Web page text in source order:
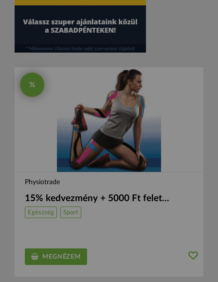
%
Physiotrade
15% kedvezmény + 5000 Ft felet...
Egészség Sport
MEGNÉZEM